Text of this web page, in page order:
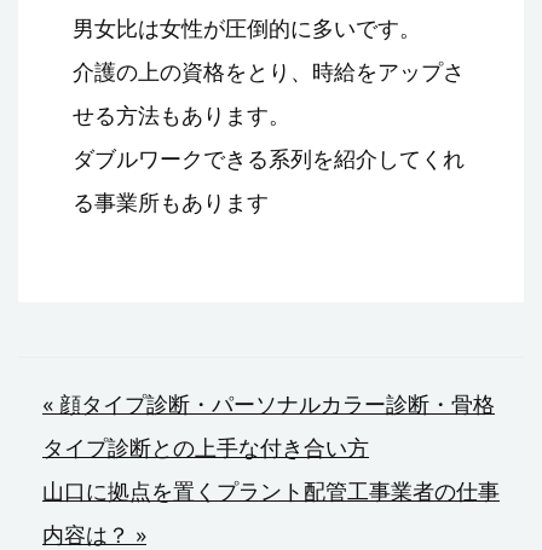
男女比は女性が圧倒的に多いです。
介護の上の資格をとり、時給をアップさ
せる方法もあります。
ダブルワークできる系列を紹介してくれ
る事業所もあります
投
稿
ナ
« 顔タイプ診断・パーソナルカラー診断・骨格
タイプ診断との上手な付き合い方
山口に拠点を置くプラント配管工事業者の仕事
内容は？ »